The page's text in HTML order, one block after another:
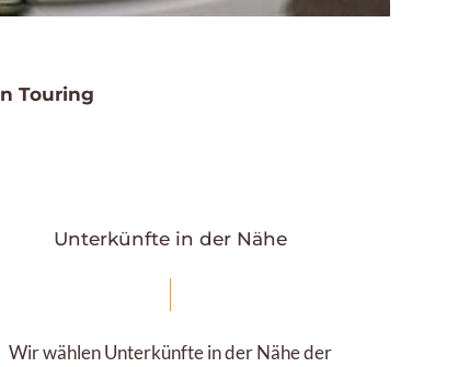
Touring
Unterkünfte in der Nähe
Wir wählen Unterkünfte in der Nähe der